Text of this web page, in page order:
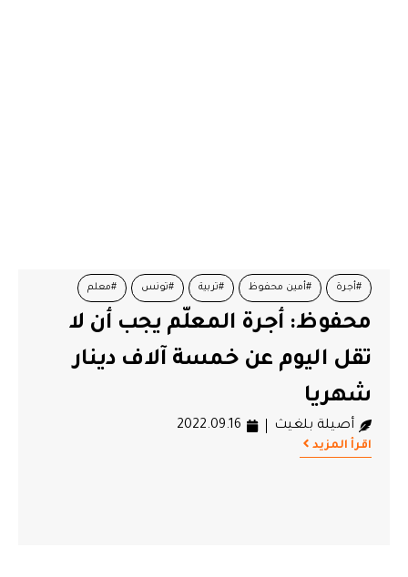
#أجرة #أمين محفوظ #تربية #تونس #معلم
محفوظ: أجرة المعلّم يجب أن لا
تقل اليوم عن خمسة آلاف دينار
شهريا
أصيلة بلغيث 2022.09.16
اقرأ المزيد